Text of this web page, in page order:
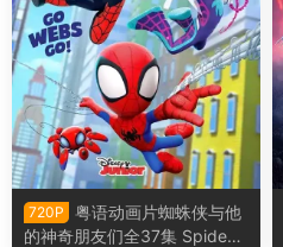
720P
粤语动画片蜘蛛侠与他
的神奇朋友们全37集 Spidey